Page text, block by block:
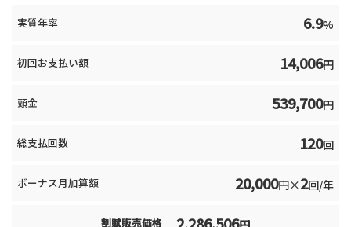
実質年率 6.9%
初回お支払い額 14,006円
頭金 539,700円
総支払回数 120回
ボーナス月加算額 20,000円×2回/年
割賦販売価格